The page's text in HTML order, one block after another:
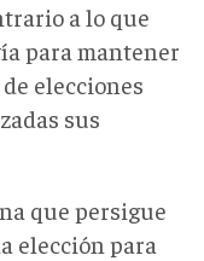
a lo que
para mantener
elecciones
sus
que persigue
elección para